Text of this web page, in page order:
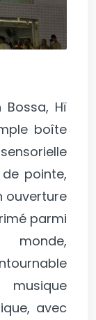
Hï
boîte
pointe,
ouverture
parmi
avec